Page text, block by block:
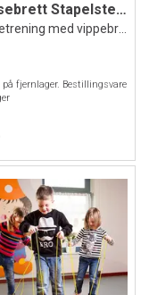
Balansebrett Stapelstein®
Balansetrening med vippebrett
på fjernlager. Bestillingsvare